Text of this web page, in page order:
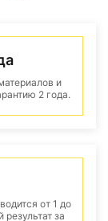
и
2 года.
от 1 до
за